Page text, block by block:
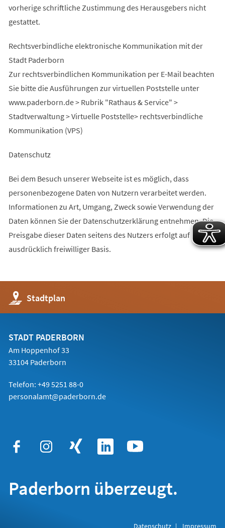
vorherige schriftliche Zustimmung des Herausgebers nicht
gestattet.
Rechtsverbindliche elektronische Kommunikation mit der
Stadt Paderborn
Zur rechtsverbindlichen Kommunikation per E-Mail beachten
Sie bitte die Ausführungen zur virtuellen Poststelle unter
www.paderborn.de > Rubrik "Rathaus & Service" >
Stadtverwaltung > Virtuelle Poststelle> rechtsverbindliche
Kommunikation (VPS)
Datenschutz
Bei dem Besuch unserer Webseite ist es möglich, dass
personenbezogene Daten von Nutzern verarbeitet werden.
Informationen zu Art, Umgang, Zweck sowie Verwendung der
Daten können Sie der Datenschutzerklärung entnehmen. Die
Preisgabe dieser Daten seitens des Nutzers erfolgt auf
ausdrücklich freiwilliger Basis.
Stadtplan
(Öffnet
in
einem
Tab)
STADT PADERBORN
Am Hoppenhof 33
33104 Paderborn
Telefon: +49 5251 88-0
personalamt@paderborn.de
Paderborn überzeugt.
Datenschutz Impressum